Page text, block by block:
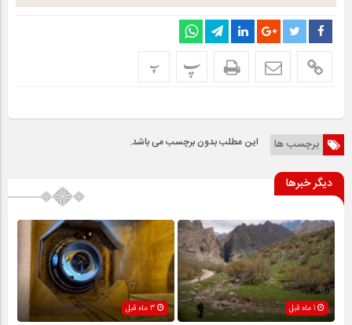
پ پ
برچسب ها این مطلب بدون برچسب می باشد.
دیگر خبرها
1 ماه قبل